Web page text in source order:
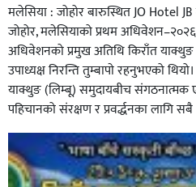
मलेसिया : जोहोर बारुस्थित JO Hotel
जोहोर, मलेसियाको प्रथम
अधिवेशनको प्रमुख अतिथि किराँत
उपाध्यक्ष निरन्ति तुम्बापाे रहनुभएको
याक्थुङ (लिम्बू) समुदायबीच संगठनात्मक
पहिचानको संरक्षण र प्रवर्द्धनका लागि